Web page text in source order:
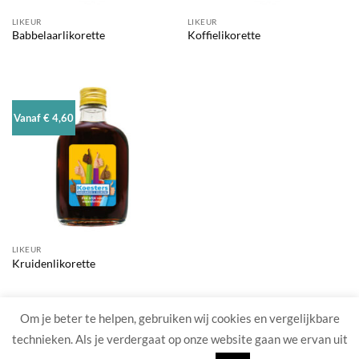
LIKEUR
Babbelaarlikorette
LIKEUR
Koffielikorette
Vanaf € 4,60
LIKEUR
Kruidenlikorette
HOME PRODUCTEN OVER TRIC REGISTREREN CONTACT
Om je beter te helpen, gebruiken wij cookies en vergelijkbare
technieken. Als je verdergaat op onze website gaan we ervan uit